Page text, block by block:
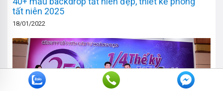
tất niên 2025
18/01/2022